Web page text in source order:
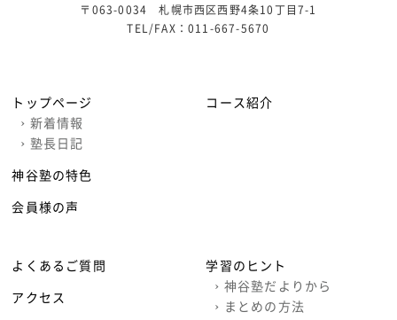
〒063-0034 札幌市西区西野4条10丁目7-1
TEL/FAX：011-667-5670
トップページ
› 新着情報
› 塾長日記
神谷塾の特色
会員様の声
コース紹介
よくあるご質問
アクセス
学習のヒント
› 神谷塾だよりから
› まとめの方法